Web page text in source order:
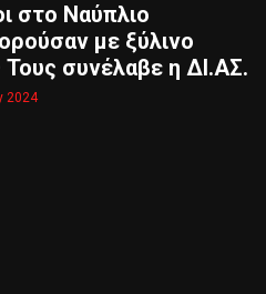
στο Ναύπλιο
με ξύλινο
συνέλαβε η ΔΙ.ΑΣ.
2024